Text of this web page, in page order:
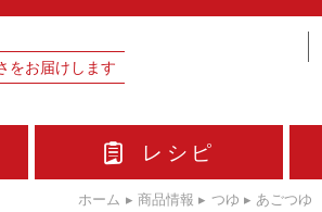
をお届けします
レシピ
ホーム ▸ 商品情報 ▸ つゆ ▸ あごつゆ